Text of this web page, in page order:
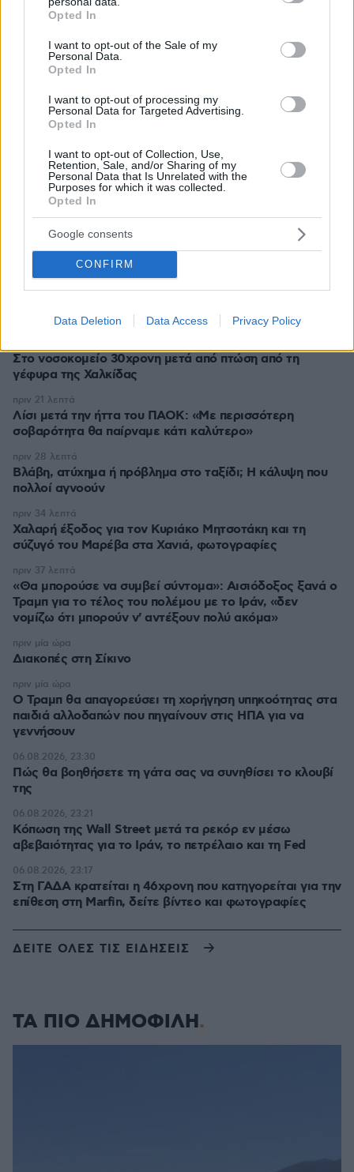
grant or deny consent to Google and its third-party tags to
use your data for below specified purposes in below Google
consent section.
Opted In
I want to opt-out of the Sale of my
Personal Data.
Opted In
I want to opt-out of processing my
Personal Data for Targeted Advertising.
Opted In
I want to opt-out of Collection, Use,
Retention, Sale, and/or Sharing of my
Personal Data that Is Unrelated with the
Purposes for which it was collected.
Opted In
Google consents
CONFIRM
Data Deletion Data Access Privacy Policy
Το DEI College παρουσιάζει τη Sophia. Την πρώτη 24/7
βοηθό AI που αλλάζει τον τρόπο με τον οποίο μαθαίνουν οι
φοιτητές
30.07.2026, 09:33
Η Smart φοιτητική κατοικία στην καρδιά της Αθήνας
Διασκεδάζουμε υπεύθυνα, επιστρέφουμε με ασφάλεια
29.07.2026, 09:39
ΡΟΗ ΕΙΔΗΣΕΩΝ
Στο νοσοκομείο 30χρονη μετά από πτώση από τη
γέφυρα της Χαλκίδας
Λίσι μετά την ήττα του ΠΑΟΚ: «Με περισσότερη
σοβαρότητα θα παίρναμε κάτι καλύτερο»
πριν 21 λεπτά
Βλάβη, ατύχημα ή πρόβλημα στο ταξίδι; Η κάλυψη που
πολλοί αγνοούν
πριν 28 λεπτά
Χαλαρή έξοδος για τον Κυριάκο Μητσοτάκη και τη
σύζυγό του Μαρέβα στα Χανιά, φωτογραφίες
πριν 34 λεπτά
«Θα μπορούσε να συμβεί σύντομα»: Αισιόδοξος ξανά ο
Τραμπ για το τέλος του πολέμου με το Ιράν, «δεν
νομίζω ότι μπορούν ν' αντέξουν πολύ ακόμα»
πριν 37 λεπτά
Διακοπές στη Σίκινο
πριν μία ώρα
Ο Τραμπ θα απαγορεύσει τη χορήγηση υπηκοότητας στα
παιδιά αλλοδαπών που πηγαίνουν στις ΗΠΑ για να
γεννήσουν
πριν μία ώρα
Πώς θα βοηθήσετε τη γάτα σας να συνηθίσει το κλουβί
της
06.08.2026, 23:30
Κόπωση της Wall Street μετά τα ρεκόρ εν μέσω
αβεβαιότητας για το Ιράν, το πετρέλαιο και τη Fed
06.08.2026, 23:21
Στη ΓΑΔΑ κρατείται η 46χρονη που κατηγορείται για την
επίθεση στη Marfin, δείτε βίντεο και φωτογραφίες
06.08.2026, 23:17
ΔΕΙΤΕ ΟΛΕΣ ΤΙΣ ΕΙΔΗΣΕΙΣ
ΤΑ ΠΙΟ ΔΗΜΟΦΙΛΗ